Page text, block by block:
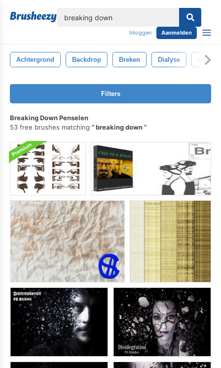
Inloggen Aanmelden
Achtergrond Backdrop Breken Dialyse
Filters
Breaking Down Penselen
53 free brushes matching
breaking down